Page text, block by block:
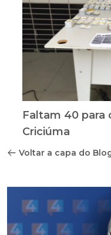
Faltam 40 para
Criciúma
Voltar a capa do